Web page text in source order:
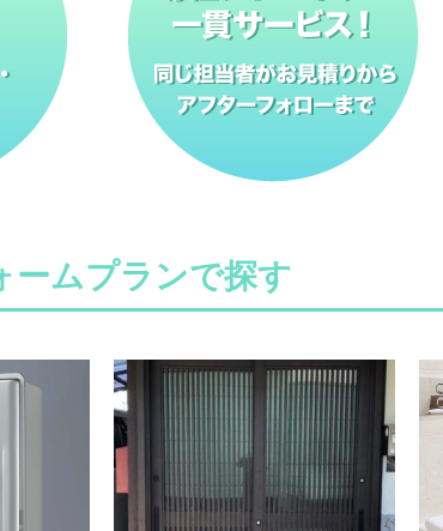
ームプランで探す